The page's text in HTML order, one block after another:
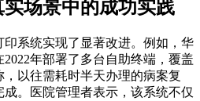
场景中的成功实践
系统实现了显著改进。例如，华
年部署了多台自助终端，覆盖
以往需耗时半天办理的病案复
。医院管理者表示，该系统不仅